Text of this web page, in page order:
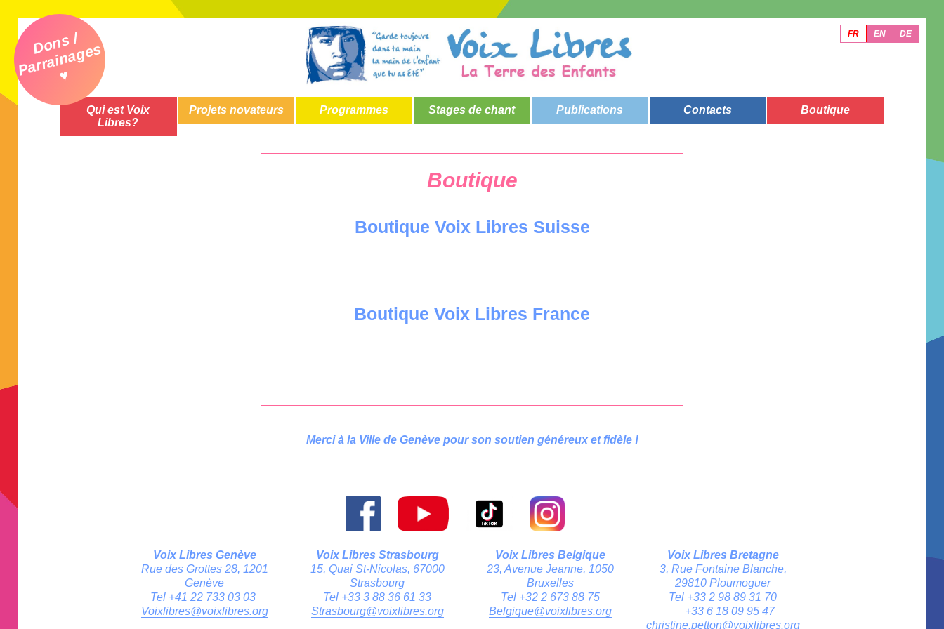
Qui est Voix
Libres?
Projets novateurs Programmes Stages de chant Publications Contacts Boutique
FR EN DE
Dons /
Parrainages
♥
Boutique
Boutique Voix Libres Suisse
Boutique Voix Libres France
Merci à la Ville de Genève pour son soutien généreux et fidèle !
Voix Libres Genève
Rue des Grottes 28, 1201
Genève
Tel +41 22 733 03 03
Voixlibres@voixlibres.org
Voix Libres Strasbourg
15, Quai St-Nicolas, 67000
Strasbourg
Tel +33 3 88 36 61 33
Strasbourg@voixlibres.org
Voix Libres Belgique
23, Avenue Jeanne, 1050
Bruxelles
Tel +32 2 673 88 75
Belgique@voixlibres.org
Voix Libres Bretagne
3, Rue Fontaine Blanche,
29810 Ploumoguer
Tel +33 2 98 89 31 70
+33 6 18 09 95 47
christine.petton@voixlibres.org